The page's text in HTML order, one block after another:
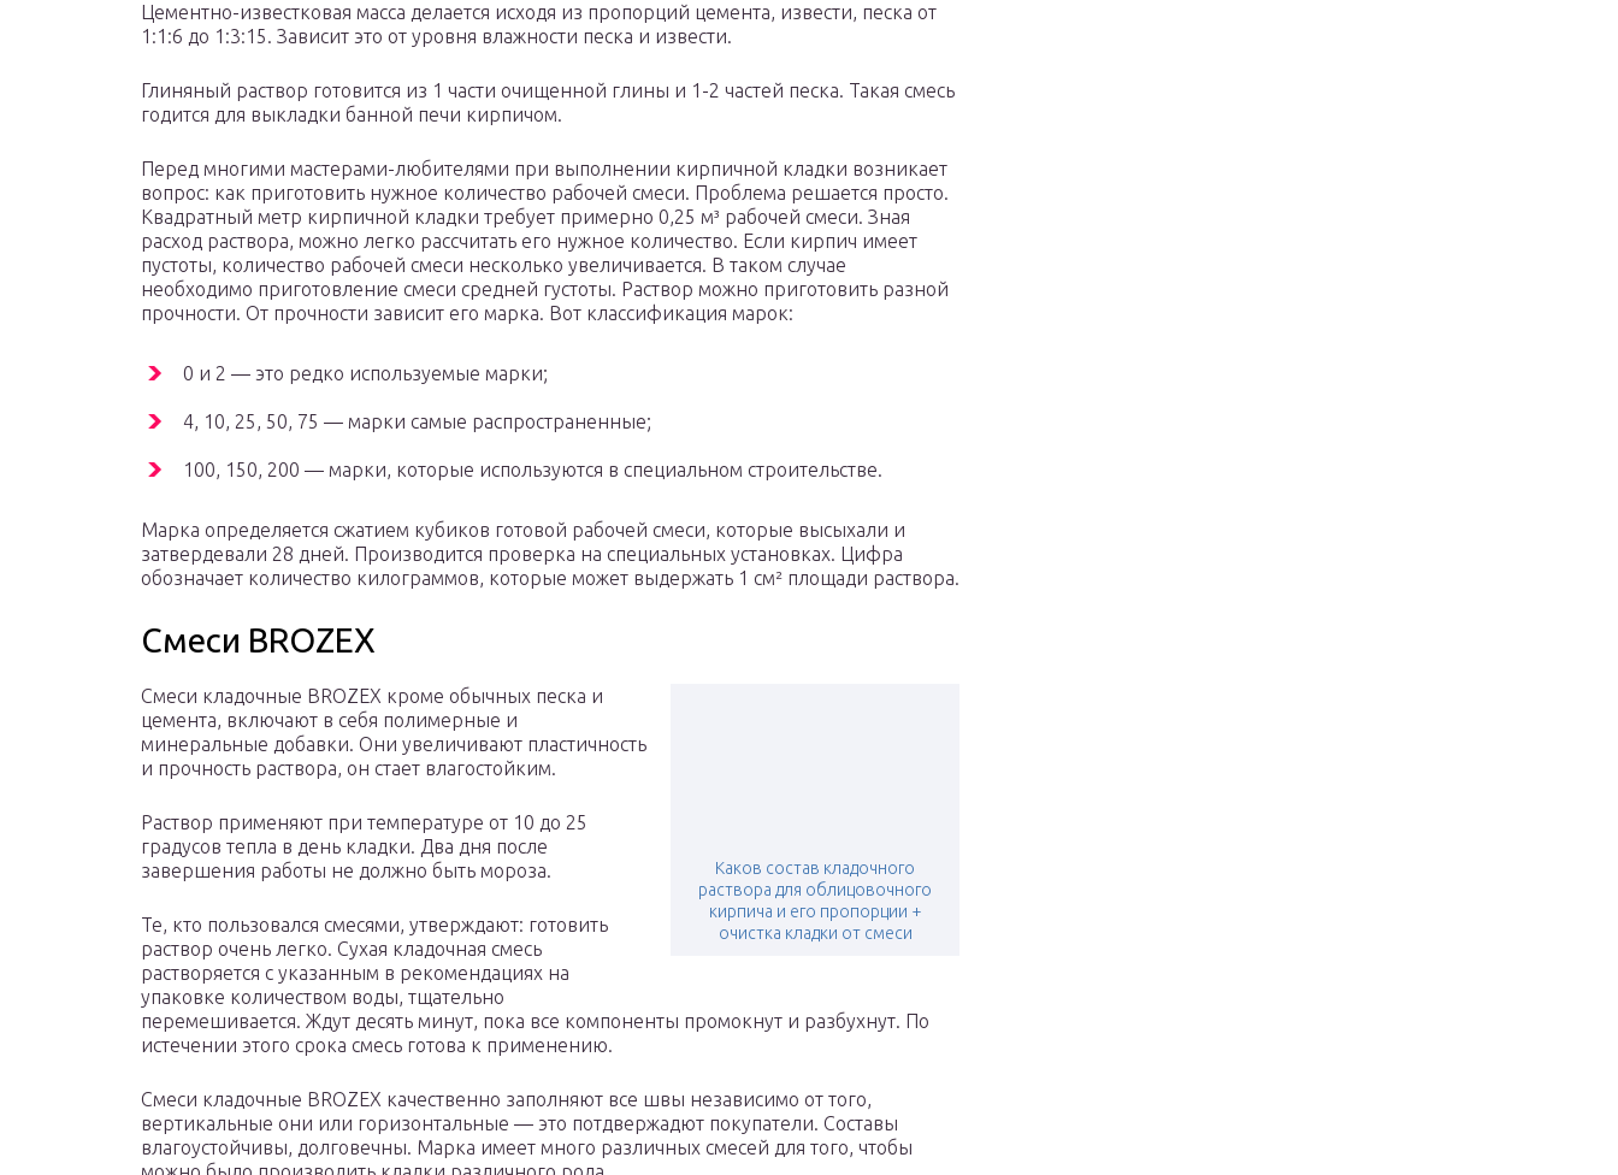
Цементно-известковая масса делается исходя из пропорций цемента, извести, песка от
1:1:6 до 1:3:15. Зависит это от уровня влажности песка и извести.
Глиняный раствор готовится из 1 части очищенной глины и 1-2 частей песка. Такая смесь
годится для выкладки банной печи кирпичом.
Перед многими мастерами-любителями при выполнении кирпичной кладки возникает
вопрос: как приготовить нужное количество рабочей смеси. Проблема решается просто.
Квадратный метр кирпичной кладки требует примерно 0,25 м³ рабочей смеси. Зная
расход раствора, можно легко рассчитать его нужное количество. Если кирпич имеет
пустоты, количество рабочей смеси несколько увеличивается. В таком случае
необходимо приготовление смеси средней густоты. Раствор можно приготовить разной
прочности. От прочности зависит его марка. Вот классификация марок:
0 и 2 — это редко используемые марки;
4, 10, 25, 50, 75 — марки самые распространенные;
100, 150, 200 — марки, которые используются в специальном строительстве.
Марка определяется сжатием кубиков готовой рабочей смеси, которые высыхали и
затвердевали 28 дней. Производится проверка на специальных установках. Цифра
обозначает количество килограммов, которые может выдержать 1 см² площади раствора.
Смеси BROZEX
Каков состав кладочного
раствора для облицовочного
кирпича и его пропорции +
очистка кладки от смеси
Смеси кладочные BROZEX кроме обычных песка и
цемента, включают в себя полимерные и
минеральные добавки. Они увеличивают пластичность
и прочность раствора, он стает влагостойким.
Раствор применяют при температуре от 10 до 25
градусов тепла в день кладки. Два дня после
завершения работы не должно быть мороза.
Те, кто пользовался смесями, утверждают: готовить
раствор очень легко. Сухая кладочная смесь
растворяется с указанным в рекомендациях на
упаковке количеством воды, тщательно
перемешивается. Ждут десять минут, пока все компоненты промокнут и разбухнут. По
истечении этого срока смесь готова к применению.
Смеси кладочные BROZEX качественно заполняют все швы независимо от того,
вертикальные они или горизонтальные — это потдвержадют покупатели. Составы
влагоустойчивы, долговечны. Марка имеет много различных смесей для того, чтобы